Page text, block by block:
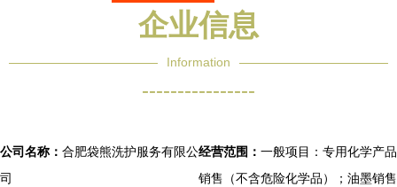
企业信息
Information
----------------
公司名称： 合肥袋熊洗护服务有限公
司
经营范围： 一般项目：专用化学产品
销售（不含危险化学品）；油墨销售